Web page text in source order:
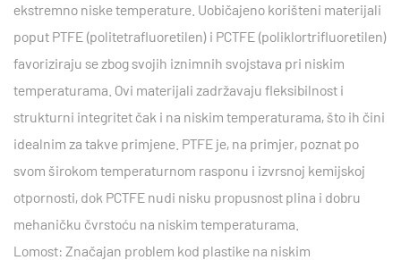
ekstremno niske temperature. Uobičajeno korišteni materijali
poput PTFE (politetrafluoretilen) i PCTFE (poliklortrifluoretilen)
favoriziraju se zbog svojih iznimnih svojstava pri niskim
temperaturama. Ovi materijali zadržavaju fleksibilnost i
strukturni integritet čak i na niskim temperaturama, što ih čini
idealnim za takve primjene. PTFE je, na primjer, poznat po
svom širokom temperaturnom rasponu i izvrsnoj kemijskoj
otpornosti, dok PCTFE nudi nisku propusnost plina i dobru
mehaničku čvrstoću na niskim temperaturama.
Lomost: Značajan problem kod plastike na niskim